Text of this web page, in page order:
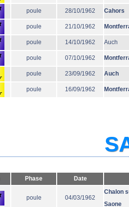
poule 28/10/1962 Cahors
poule 21/10/1962
poule 14/10/1962 Auch
poule 07/10/1962
poule 23/09/1962 Auch
poule 16/09/1962
Phase Date
poule 04/03/1962
Chalon
Saone